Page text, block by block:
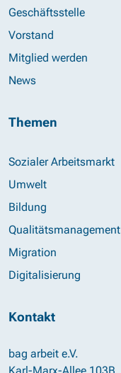
Geschäftsstelle
Vorstand
Mitglied werden
News
Themen
Sozialer Arbeitsmarkt
Umwelt
Bildung
Qualitätsmanagement
Migration
Digitalisierung
Kontakt
bag arbeit e.V.